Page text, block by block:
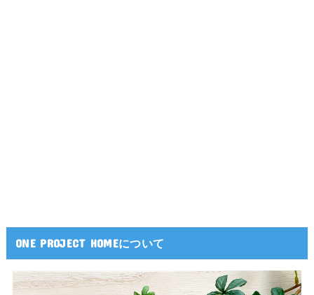
ONE PROJECT HOMEについて